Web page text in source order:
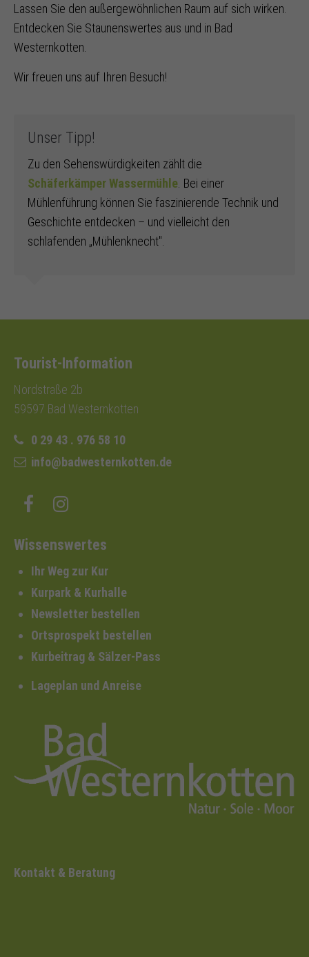
Lassen Sie den außergewöhnlichen Raum auf sich wirken.
Entdecken Sie Staunenswertes aus und in Bad
Westernkotten.
Wir freuen uns auf Ihren Besuch!
Unser Tipp!
Zu den Sehenswürdigkeiten zählt die
Schäferkämper Wassermühle . Bei einer
Mühlenführung können Sie faszinierende Technik und
Geschichte entdecken – und vielleicht den
schlafenden „Mühlenknecht".
Tourist-Information
Nordstraße 2b
59597 Bad Westernkotten
0 29 43 . 976 58 10
info@badwesternkotten.de
Wissenswertes
Ihr Weg zur Kur
Kurpark & Kurhalle
Newsletter bestellen
Ortsprospekt bestellen
Kurbeitrag & Sälzer-Pass
Lageplan und Anreise
Kontakt & Beratung